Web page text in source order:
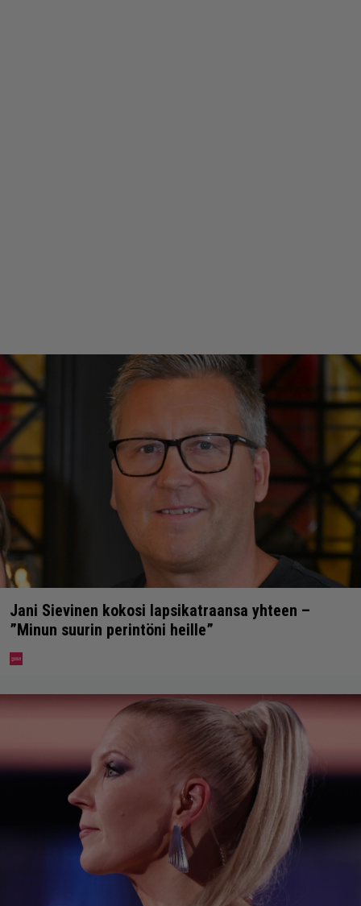
Jani Sievinen kokosi lapsikatraansa yhteen –
”Minun suurin perintöni heille”